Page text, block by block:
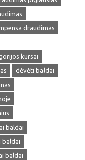
draudimas
kursai
dėvėti baldai
baldai
baldai
baldai